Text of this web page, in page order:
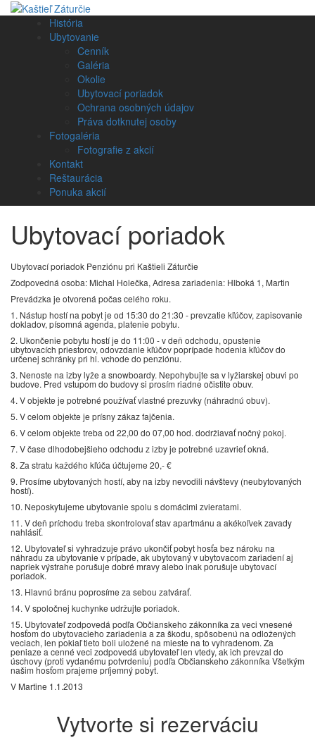
História
Ubytovanie
Cenník
Galéria
Okolie
Ubytovací poriadok
Ochrana osobných údajov
Práva dotknutej osoby
Fotogaléria
Fotografie z akcií
Kontakt
Reštaurácia
Ponuka akcií
Ubytovací poriadok
Ubytovací poriadok Penziónu pri Kaštieli Záturčie
Zodpovedná osoba: Michal Holečka, Adresa zariadenia: Hlboká 1, Martin
Prevádzka je otvorená počas celého roku.
1. Nástup hostí na pobyt je od 15:30 do 21:30 - prevzatie kľúčov, zapisovanie
dokladov, písomná agenda, platenie pobytu.
2. Ukončenie pobytu hostí je do 11:00 - v deň odchodu, opustenie
ubytovacích priestorov, odovzdanie kľúčov poprípade hodenia kľúčov do
určenej schránky pri hl. vchode do penziónu.
3. Nenoste na izby lyže a snowboardy. Nepohybujte sa v lyžiarskej obuvi po
budove. Pred vstupom do budovy si prosím riadne očistite obuv.
4. V objekte je potrebné používať vlastné prezuvky (náhradnú obuv).
5. V celom objekte je prísny zákaz fajčenia.
6. V celom objekte treba od 22,00 do 07,00 hod. dodržiavať nočný pokoj.
7. V čase dlhodobejšieho odchodu z izby je potrebné uzavrieť okná.
8. Za stratu každého kľúča účtujeme 20,- €
9. Prosíme ubytovaných hostí, aby na izby nevodili návštevy (neubytovaných
hostí).
10. Neposkytujeme ubytovanie spolu s domácimi zvieratami.
11. V deň príchodu treba skontrolovať stav apartmánu a akékoľvek zavady
nahlásiť.
12. Ubytovateľ si vyhradzuje právo ukončiť pobyt hosťa bez nároku na
náhradu za ubytovanie v prípade, ak ubytovaný v ubytovacom zariadení aj
napriek výstrahe porušuje dobré mravy alebo inak porušuje ubytovací
poriadok.
13. Hlavnú bránu poprosíme za sebou zatvárať.
14. V spoločnej kuchynke udržujte poriadok.
15. Ubytovateľ zodpovedá podľa Občianskeho zákonníka za veci vnesené
hosťom do ubytovacieho zariadenia a za škodu, spôsobenú na odložených
veciach, len pokiaľ tieto boli uložené na mieste na to vyhradenom. Za
peniaze a cenné veci zodpovedá ubytovateľ len vtedy, ak ich prevzal do
úschovy (proti vydanému potvrdeniu) podľa Občianskeho zákonníka Všetkým
našim hosťom prajeme príjemný pobyt.
V Martine 1.1.2013
Vytvorte si rezerváciu